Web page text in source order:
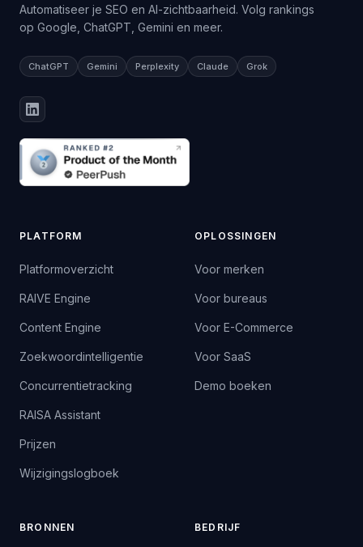
Automatiseer je SEO en AI-zichtbaarheid. Volg rankings
op Google, ChatGPT, Gemini en meer.
ChatGPT Gemini Perplexity Claude Grok
PLATFORM
Platformoverzicht
RAIVE Engine
Content Engine
Zoekwoordintelligentie
Concurrentietracking
RAISA Assistant
Prijzen
Wijzigingslogboek
OPLOSSINGEN
Voor merken
Voor bureaus
Voor E-Commerce
Voor SaaS
Demo boeken
BRONNEN BEDRIJF